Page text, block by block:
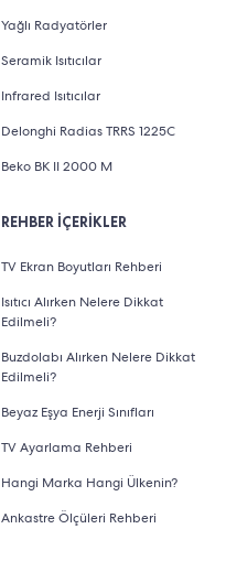
Yağlı Radyatörler
Seramik Isıtıcılar
Infrared Isıtıcılar
Delonghi Radias TRRS 1225C
Beko BK II 2000 M
REHBER İÇERİKLER
TV Ekran Boyutları Rehberi
Isıtıcı Alırken Nelere Dikkat
Edilmeli?
Buzdolabı Alırken Nelere Dikkat
Edilmeli?
Beyaz Eşya Enerji Sınıfları
TV Ayarlama Rehberi
Hangi Marka Hangi Ülkenin?
Ankastre Ölçüleri Rehberi